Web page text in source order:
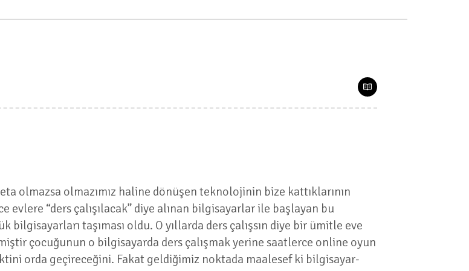
olmazsa olmazımız haline dönüşen teknolojinin bize kattıklarının
evlere “ders çalışılacak” diye alınan bilgisayarlar ile başlayan bu
taşıması oldu. O yıllarda ders çalışsın diye bir ümitle eve
çocuğunun o bilgisayarda ders çalışmak yerine saatlerce online oyun
orda geçireceğini. Fakat geldiğimiz noktada maalesef ki bilgisayar-